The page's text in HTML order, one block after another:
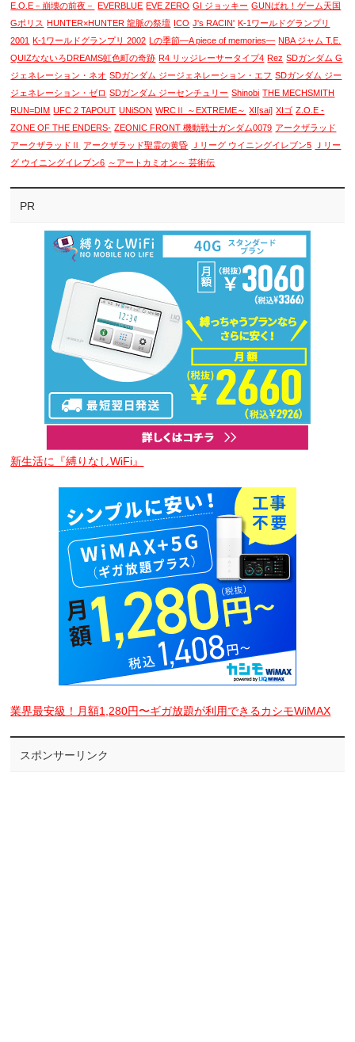
E.O.E－崩壊の前夜－
EVERBLUE EVE ZERO GI ジョッキー GUNばれ！ゲーム天国
Gポリス HUNTER×HUNTER 龍脈の祭壇 ICO J's RACIN' K-1ワールドグランプリ
2001 K-1ワールドグランプリ 2002 Lの季節―A piece of memories― NBA ジャム T.E.
QUIZなないろDREAMS虹色町の奇跡 R4 リッジレーサータイプ4 Rez SDガンダム G
ジェネレーション・ネオ SDガンダム ジージェネレーション・エフ SDガンダム ジー
ジェネレーション・ゼロ SDガンダム ジーセンチュリー Shinobi THE MECHSMITH
RUN=DIM UFC 2 TAPOUT UNiSON WRCⅡ ～EXTREME～ XI[sai] XIゴ Z.O.E -
ZONE OF THE ENDERS- ZEONIC FRONT 機動戦士ガンダム0079 アークザラッド
アークザラッドⅡ
アークザラッド聖霊の黄昏 Ｊリーグ ウイニングイレブン5
Ｊリー
グ ウイニングイレブン6 ～アートカミオン～ 芸術伝
PR
新生活に『縛りなしWiFi』
業界最安級！月額1,280円〜ギガ放題が利用できるカシモWiMAX
スポンサーリンク